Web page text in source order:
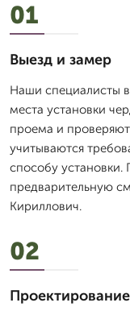
01
Выезд и замер
Наши специалисты
места установки
проема и
учитываются
способу установки.
предварительную
Кириллович.
02